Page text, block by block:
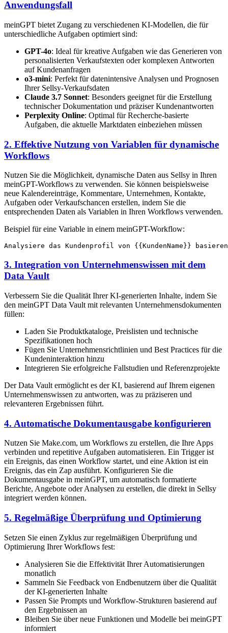
Anwendungsfall
meinGPT bietet Zugang zu verschiedenen KI-Modellen, die für
unterschiedliche Aufgaben optimiert sind:
GPT-4o: Ideal für kreative Aufgaben wie das Generieren von
personalisierten Verkaufstexten oder komplexen Antworten
auf Kundenanfragen
o3-mini: Perfekt für datenintensive Analysen und Prognosen
Ihrer Sellsy-Verkaufsdaten
Claude 3.7 Sonnet: Besonders geeignet für die Erstellung
technischer Dokumentation und präziser Kundenantworten
Perplexity Online: Optimal für Recherche-basierte
Aufgaben, die aktuelle Marktdaten einbeziehen müssen
2. Effektive Nutzung von Variablen für dynamische
Workflows
Nutzen Sie die Möglichkeit, dynamische Daten aus Sellsy in Ihren
meinGPT-Workflows zu verwenden. Sie können beispielsweise
neue Kalendereinträge, Kommentare, Unternehmen, Kontakte,
Aufgaben oder Verkaufschancen erstellen, indem Sie die
entsprechenden Daten als Variablen in Ihren Workflows verwenden.
Beispiel für eine Variable in einem meinGPT-Workflow:
3. Integration von Unternehmenswissen mit dem
Data Vault
Verbessern Sie die Qualität Ihrer KI-generierten Inhalte, indem Sie
den meinGPT Data Vault mit relevanten Unternehmensdokumenten
füllen:
Laden Sie Produktkataloge, Preislisten und technische
Spezifikationen hoch
Fügen Sie Unternehmensrichtlinien und Best Practices für die
Kundeninteraktion hinzu
Integrieren Sie erfolgreiche Fallstudien und Referenzprojekte
Der Data Vault ermöglicht es der KI, basierend auf Ihrem eigenen
Unternehmenswissen zu antworten, was zu präziseren und
relevanteren Ergebnissen führt.
4. Automatische Dokumentausgabe konfigurieren
Nutzen Sie Make.com, um Workflows zu erstellen, die Ihre Apps
verbinden und repetitive Aufgaben automatisieren. Ein Trigger ist
ein Ereignis, das einen Workflow startet, und eine Aktion ist ein
Ereignis, das ein Zap ausführt. Konfigurieren Sie die
Dokumentausgabe in meinGPT, um automatisch formatierte
Berichte, Angebote oder Analysen zu erstellen, die direkt in Sellsy
integriert werden können.
5. Regelmäßige Überprüfung und Optimierung
Setzen Sie einen Zyklus zur regelmäßigen Überprüfung und
Optimierung Ihrer Workflows fest:
Analysieren Sie die Effektivität Ihrer Automatisierungen
monatlich
Sammeln Sie Feedback von Endbenutzern über die Qualität
der KI-generierten Inhalte
Passen Sie Prompts und Workflow-Strukturen basierend auf
den Ergebnissen an
Bleiben Sie über neue Funktionen und Modelle bei meinGPT
informiert